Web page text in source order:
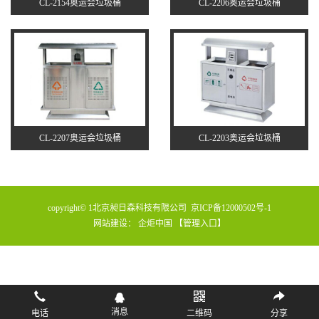
CL-2154奥运会垃圾桶 CL-2206奥运会垃圾桶
CL-2207奥运会垃圾桶 CL-2203奥运会垃圾桶
copyright© 1北京昶日森科技有限公司 京ICP备12000502号-1
网站建设： 企炬中国 【管理入口】
电话 消息 二维码 分享